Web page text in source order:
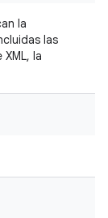
la
las
la